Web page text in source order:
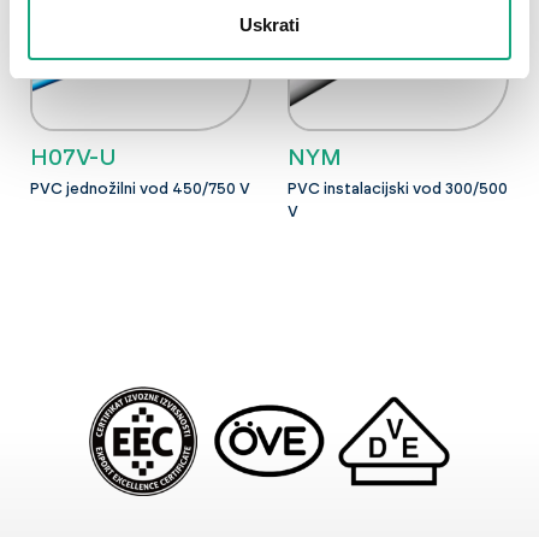
Uskrati
H07V-U
PVC jednožilni vod 450/750 V
NYM
PVC instalacijski vod 300/500
V